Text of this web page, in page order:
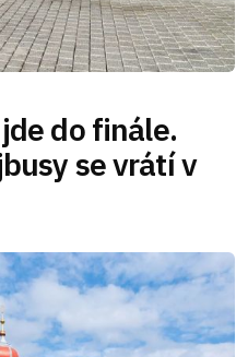
do finále.
se vrátí v